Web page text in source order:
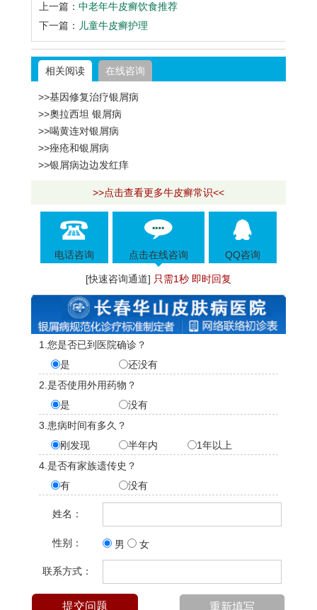
上一篇： 中老年牛皮癣饮食推荐
下一篇： 儿童牛皮癣护理
相关阅读 在线咨询
>>基因修复治疗银屑病
>>奧拉西坦 银屑病
>>喝黄连对银屑病
>>痤疮和银屑病
>>银屑病边边发红痒
>>点击查看更多牛皮癣常识<<
电话咨询 点击在线咨询 QQ咨询
[快速咨询通道] 只需1秒 即时回复
1.您是否已到医院确诊？
是
还没有
2.是否使用外用药物？
是
没有
3.患病时间有多久？
刚发现
半年内
1年以上
4.是否有家族遗传史？
有
没有
姓名：
性别： 男 女
联系方式：